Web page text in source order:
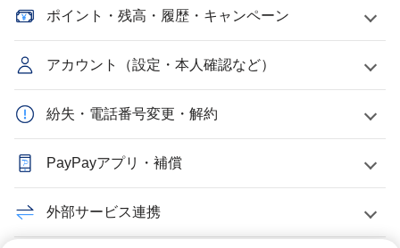
ポイント・残高・履歴・キャンペーン
アカウント（設定・本人確認など）
紛失・電話番号変更・解約
PayPayアプリ・補償
外部サービス連携